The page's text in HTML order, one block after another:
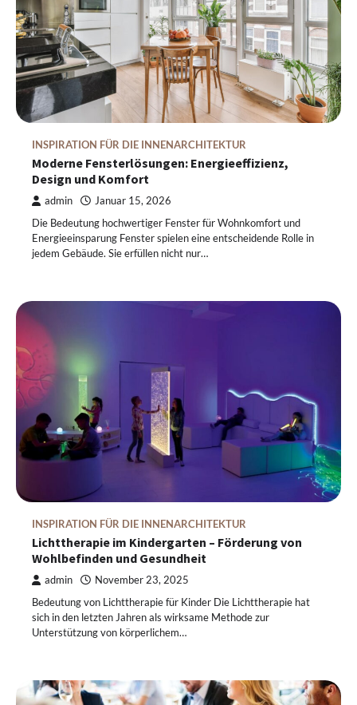
INSPIRATION FÜR DIE INNENARCHITEKTUR
Moderne Fensterlösungen: Energieeffizienz,
Design und Komfort
admin Januar 15, 2026
Die Bedeutung hochwertiger Fenster für Wohnkomfort und
Energieeinsparung Fenster spielen eine entscheidende Rolle in
jedem Gebäude. Sie erfüllen nicht nur…
INSPIRATION FÜR DIE INNENARCHITEKTUR
Lichttherapie im Kindergarten – Förderung von
Wohlbefinden und Gesundheit
admin November 23, 2025
Bedeutung von Lichttherapie für Kinder Die Lichttherapie hat
sich in den letzten Jahren als wirksame Methode zur
Unterstützung von körperlichem…